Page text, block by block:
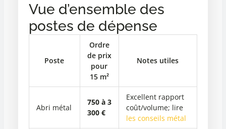
Vue d’ensemble des
postes de dépense
Poste
Ordre
de prix
pour
15 m²
Notes utiles
Abri métal
750 à 3
300 €
Excellent rapport
coût/volume; lire
les conseils métal